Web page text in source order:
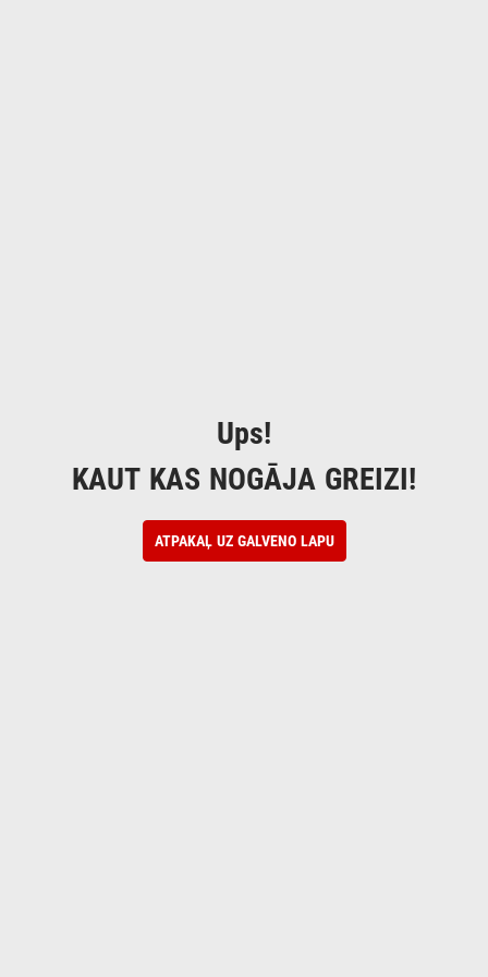
Ups!
KAUT KAS NOGĀJA GREIZI!
ATPAKAĻ UZ GALVENO LAPU